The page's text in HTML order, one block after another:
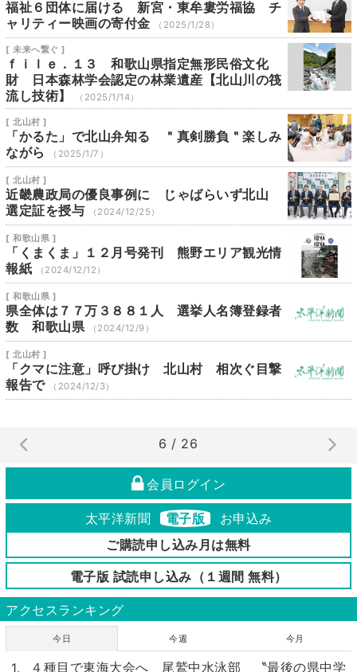
福祉６団体に届ける 新宮・東牟婁労福協 チ
ャリティー映画の寄付金
（2025/1/28）
[ 未来へ繋ぐ ]
ｆｉｌｅ．１３ 和歌山県指定無形民俗文化
財 日本森林学会認定の林業遺産【北山川の筏
流し技術】
（2025/1/14）
[ 北山村 ]
「かるた」で北山弁知る ＂真剣勝負＂楽しみ
ながら
（2025/1/7）
[ 北山村 ]
近畿農政局の優良事例に じゃばらいず北山
選定証を授与
（2024/12/25）
[ 和歌山県 ]
「くまくま」１２月号発刊 熊野エリア観光情
報紙
（2024/12/12）
[ 和歌山県 ]
県全体は７７万３８８１人 選挙人名簿登録者
数 和歌山県
（2024/12/9）
[ 北山村 ]
「クマに注意」呼び掛け 北山村 相次ぐ目撃
報告で
（2024/12/3）
6 / 26
会員ログイン
太平洋新聞 電子版
お申込み
ご購読申し込み月は無料
電子版 試読申し込み（１週間 無料）
アクセスランキング
今日 今週 今月
４種目で東海大会へ 尾鷲中水泳部 〝最後の県中学